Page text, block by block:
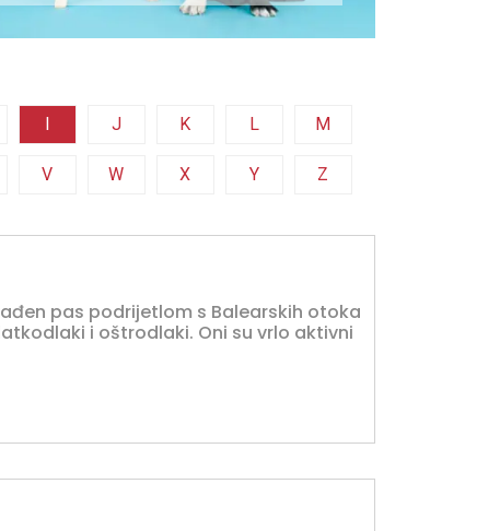
I J K L M
V W X Y Z
pas podrijetlom s Balearskih otoka
i oštrodlaki. Oni su vrlo aktivni